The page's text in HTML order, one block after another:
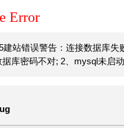
Error
建站错误警告：连接数据库失
据库密码不对; 2、mysql未启动